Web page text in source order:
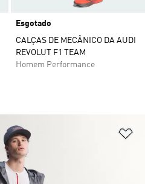
Esgotado
CALÇAS DE MECÂNICO DA AUDI
REVOLUT F1 TEAM
Homem Performance